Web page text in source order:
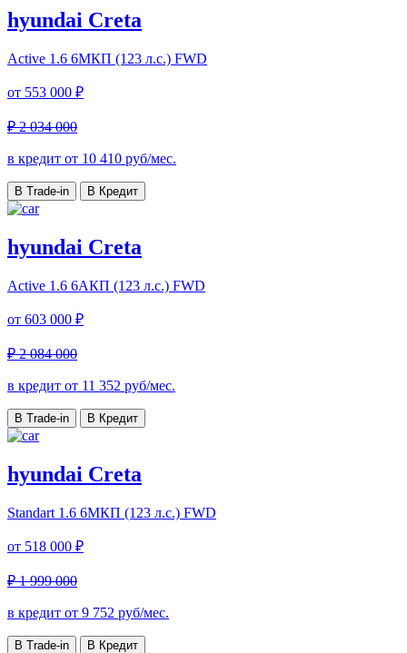
hyundai Creta
Active 1.6 6МКП (123 л.с.) FWD
от 553 000 ₽
₽ 2 034 000
в кредит от 10 410 руб/мес.
В Trade-in В Кредит
hyundai Creta
Active 1.6 6AКП (123 л.с.) FWD
от 603 000 ₽
₽ 2 084 000
в кредит от 11 352 руб/мес.
В Trade-in В Кредит
hyundai Creta
Standart 1.6 6МКП (123 л.с.) FWD
от 518 000 ₽
₽ 1 999 000
в кредит от 9 752 руб/мес.
В Trade-in В Кредит